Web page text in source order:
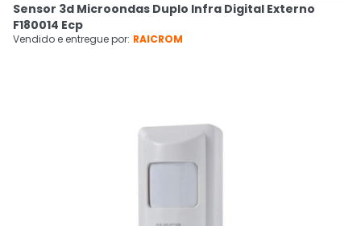
 Cupons
CADASTRE-SE
Sensor 3d Microondas Duplo Infra Digital Externo
F180014 Ecp
Vendido e entregue por: RAICROM